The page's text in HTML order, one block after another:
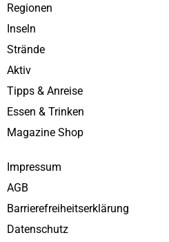
Regionen
Inseln
Strände
Aktiv
Tipps & Anreise
Essen & Trinken
Magazine Shop
Impressum
AGB
Barrierefreiheitserklärung
Datenschutz